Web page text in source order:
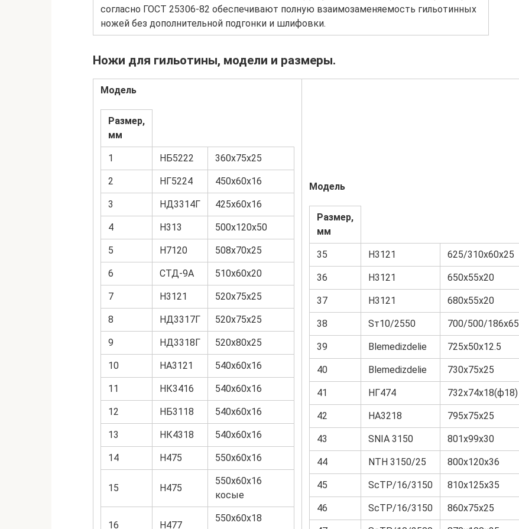
согласно ГОСТ 25306-82 обеспечивают полную взаимозаменяемость гильотинных
ножей без дополнительной подгонки и шлифовки.
Ножи для гильотины, модели и размеры.
Модель
Размер,
мм
1 НБ5222 360х75х25
2 НГ5224 450х60х16
3 НД3314Г 425х60х16
4 Н313 500х120х50
5 Н7120 508х70х25
6 СТД-9А 510х60х20
7 Н3121 520х75х25
8 НД3317Г 520х75х25
9 НД3318Г 520х80х25
10 НА3121 540х60х16
11 НК3416 540х60х16
12 НБ3118 540х60х16
13 НК4318 540х60х16
14 Н475 550х60х16
15 Н475
550х60х16
косые
16 Н477
550х60х18
Модель
Размер,
мм
35 Н3121 625/310х60х25
36 Н3121 650х55х20
37 Н3121 680х55х20
38 Sт10/2550 700/500/186х65
39 Blemedizdelie 725х50х12.5
40 Blemedizdelie 730х75х25
41 НГ474 732х74х18(ф18)
42 НА3218 795х75х25
43 SNIA 3150 801х99х30
44 NTH 3150/25 800х120х36
45 ScТР/16/3150 810х125х35
46 ScТР/16/3150 860х75х25